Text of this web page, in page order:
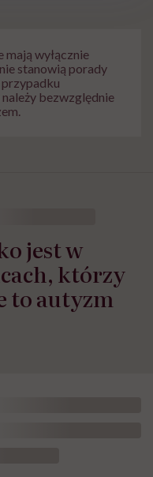
mają wyłącznie
stanowią porady
przypadku
bezwzględnie
jest w
którzy
to autyzm